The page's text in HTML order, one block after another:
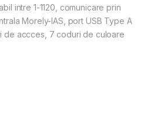
intre 1-1120, comunicare prin
Morely-IAS, port USB Type A
de accces, 7 coduri de culoare